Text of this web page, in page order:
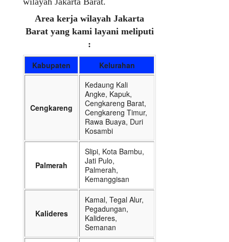
Area kerja wilayah Jakarta
Barat yang kami layani meliputi
:
Kabupaten Kelurahan
Cengkareng
Kedaung Kali
Angke, Kapuk,
Cengkareng Barat,
Cengkareng Timur,
Rawa Buaya, Duri
Kosambi
Palmerah
Slipi, Kota Bambu,
Jati Pulo,
Palmerah,
Kemanggisan
Kalideres
Kamal, Tegal Alur,
Pegadungan,
Kalideres,
Semanan